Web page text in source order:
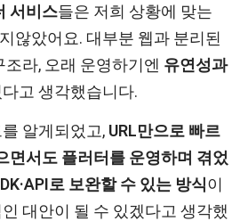
서비스들은 저희 상황에 맞는
않았어요. 대부분 웹과 분리된
라, 오래 운영하기엔 유연성과
고 생각했습니다.
알게되었고, URL만으로 빠르
면서도 플러터를 운영하며 겪었
로 보완할 수 있는 방식이
대안이 될 수 있겠다고 생각했